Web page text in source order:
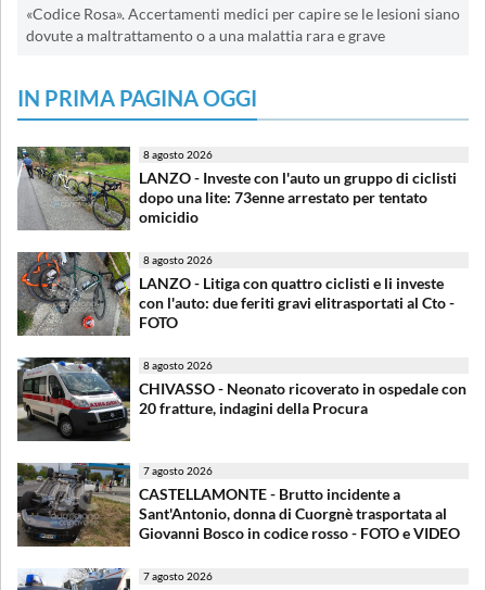
«Codice Rosa». Accertamenti medici per capire se le lesioni siano
dovute a maltrattamento o a una malattia rara e grave
IN PRIMA PAGINA OGGI
8 agosto 2026
LANZO - Investe con l'auto un gruppo di ciclisti
dopo una lite: 73enne arrestato per tentato
omicidio
8 agosto 2026
LANZO - Litiga con quattro ciclisti e li investe
con l'auto: due feriti gravi elitrasportati al Cto -
FOTO
8 agosto 2026
CHIVASSO - Neonato ricoverato in ospedale con
20 fratture, indagini della Procura
7 agosto 2026
CASTELLAMONTE - Brutto incidente a
Sant'Antonio, donna di Cuorgnè trasportata al
Giovanni Bosco in codice rosso - FOTO e VIDEO
7 agosto 2026